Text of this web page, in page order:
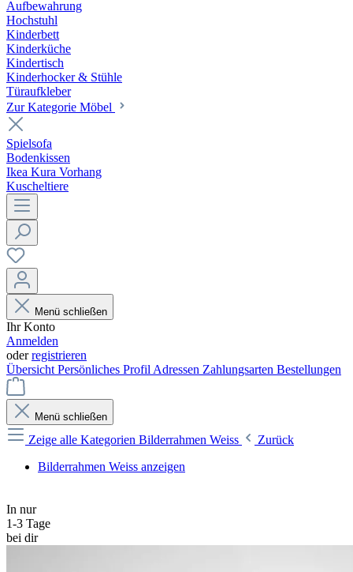
Aufbewahrung
Hochstuhl
Kinderbett
Kinderküche
Kindertisch
Kinderhocker & Stühle
Türaufkleber
Zur Kategorie Möbel
Spielsofa
Bodenkissen
Ikea Kura Vorhang
Kuscheltiere
Menü schließen
Ihr Konto
Anmelden
oderregistrieren
Übersicht Persönliches Profil Adressen Zahlungsarten Bestellungen
Menü schließen
Zeige alle Kategorien Bilderrahmen Weiss
Zurück
Bilderrahmen Weiss anzeigen
In nur
1-3 Tage
bei dir